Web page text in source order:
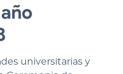
universitarias y